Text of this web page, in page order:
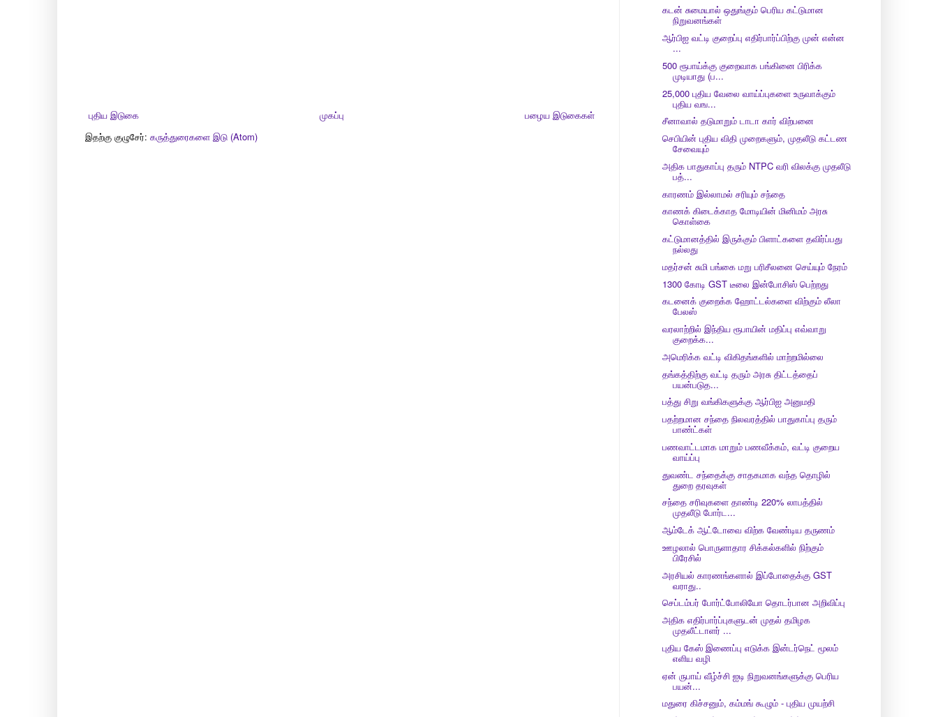
புதிய இடுகை பழைய இடுகைகள்
முகப்பு
இதற்கு குழுசேர்: கருத்துரைகளை இடு (Atom)
கடன் சுமையால் ஒதுங்கும் பெரிய கட்டுமான
நிறுவனங்கள்
ஆர்பிஐ வட்டி குறைப்பு எதிர்பார்ப்பிற்கு முன் என்ன
...
500 ரூபாய்க்கு குறைவாக பங்கினை பிரிக்க
முடியாது (ப...
25,000 புதிய வேலை வாய்ப்புகளை உருவாக்கும்
புதிய வங...
சீனாவால் தடுமாறும் டாடா கார் விற்பனை
செபியின் புதிய விதி முறைகளும், முதலீடு கட்டண
சேவையும்
அதிக பாதுகாப்பு தரும் NTPC வரி விலக்கு முதலீடு
பத்...
காரணம் இல்லாமல் சரியும் சந்தை
காணக் கிடைக்காத மோடியின் மினிமம் அரசு
கொள்கை
கட்டுமானத்தில் இருக்கும் பிளாட்களை தவிர்ப்பது
நல்லது
மதர்சன் சுமி பங்கை மறு பரிசீலனை செய்யும் நேரம்
1300 கோடி GST டீலை இன்போசிஸ் பெற்றது
கடனைக் குறைக்க ஹோட்டல்களை விற்கும் லீலா
பேலஸ்
வரலாற்றில் இந்திய ரூபாயின் மதிப்பு எவ்வாறு
குறைக்க...
அமெரிக்க வட்டி விகிதங்களில் மாற்றமில்லை
தங்கத்திற்கு வட்டி தரும் அரசு திட்டத்தைப்
பயன்படுத...
பத்து சிறு வங்கிகளுக்கு ஆர்பிஐ அனுமதி
பதற்றமான சந்தை நிலவரத்தில் பாதுகாப்பு தரும்
பாண்ட்கள்
பணவாட்டமாக மாறும் பணவீக்கம், வட்டி குறைய
வாய்ப்பு
துவண்ட சந்தைக்கு சாதகமாக வந்த தொழில்
துறை தரவுகள்
சந்தை சரிவுகளை தாண்டி 220% லாபத்தில்
முதலீடு போர்ட...
ஆம்டேக் ஆட்டோவை விற்க வேண்டிய தருணம்
ஊழலால் பொருளாதார சிக்கல்களில் நிற்கும்
பிரேசில்
அரசியல் காரணங்களால் இப்போதைக்கு GST
வராது..
செப்டம்பர் போர்ட்போலியோ தொடர்பான அறிவிப்பு
அதிக எதிர்பார்ப்புகளுடன் முதல் தமிழக
முதலீட்டாளர் ...
புதிய கேஸ் இணைப்பு எடுக்க இன்டர்நெட் மூலம்
எளிய வழி
ஏன் ருபாய் வீழ்ச்சி ஐடி நிறுவனங்களுக்கு பெரிய
பயன்...
மதுரை கிச்சனும், கம்மங் கூழும் - புதிய முயற்சி